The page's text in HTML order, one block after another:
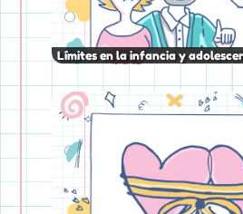
Límites en la infancia y